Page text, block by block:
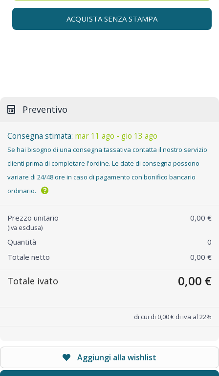
ACQUISTA SENZA STAMPA
Preventivo
Consegna stimata: mar 11 ago - gio 13 ago
Se hai bisogno di una consegna tassativa contatta il nostro servizio
clienti prima di completare l'ordine. Le date di consegna possono
variare di 24/48 ore in caso di pagamento con bonifico bancario
ordinario.
Prezzo unitario
(iva esclusa)
0,00 €
Quantità
0
Totale netto
0,00 €
Totale ivato 0,00 €
di cui di 0,00 € di iva al 22%
Aggiungi alla wishlist